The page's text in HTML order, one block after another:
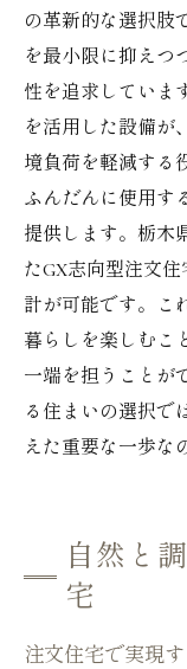
の革新的な選択肢
を最小限に抑えつ
性を追求していま
を活用した設備が
境負荷を軽減する
ふんだんに使用す
提供します。栃木
たGX志向型注文
計が可能です。こ
暮らしを楽しむこ
一端を担うことが
る住まいの選択で
えた重要な一歩な
自然と
宅
注文住宅で実現